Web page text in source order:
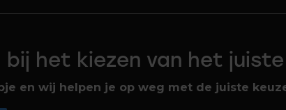
bij het kiezen van het
en wij helpen je op weg met de juiste